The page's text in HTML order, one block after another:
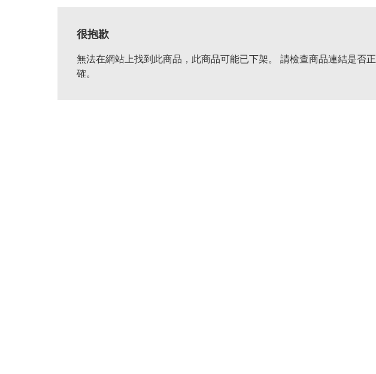
很抱歉
無法在網站上找到此商品，此商品可能已下架。 請檢查商品連結是否正
確。